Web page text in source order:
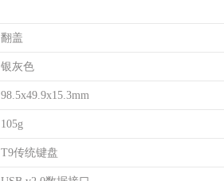
翻盖
银灰色
98.5x49.9x15.3mm
105g
T9传统键盘